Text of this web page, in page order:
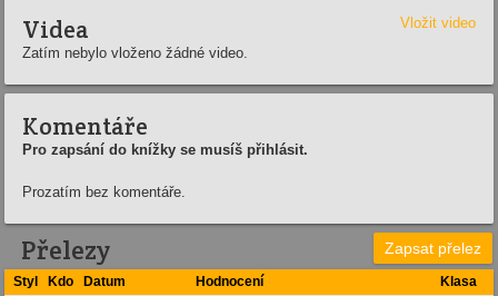
Videa
Vložit video
Zatím nebylo vloženo žádné video.
Komentáře
Pro zapsání do knížky se musíš přihlásit.
Prozatím bez komentáře.
Přelezy Zapsat přelez
Styl Kdo Datum Hodnocení Klasa